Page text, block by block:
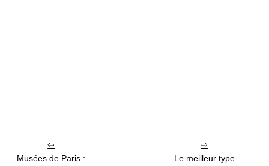
Musées de Paris :
Le meilleur type